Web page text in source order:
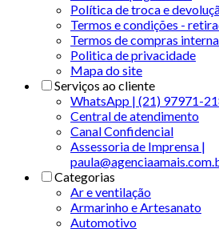
Política de troca e
Termos e condições -
Termos de compras
Politica de privacidade
Mapa do site
Serviços ao cliente
WhatsApp | (21) 97971-
Central de atendimento
Canal Confidencial
Assessoria de Imprensa |
Categorias
Ar e ventilação
Armarinho e Artesanato
Automotivo